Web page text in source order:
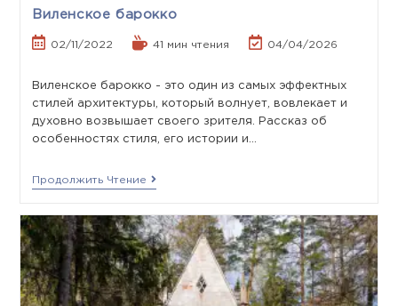
Виленское барокко
02/11/2022 41 мин чтения 04/04/2026
Виленское барокко - это один из самых эффектных
стилей архитектуры, который волнует, вовлекает и
духовно возвышает своего зрителя. Рассказ об
особенностях стиля, его истории и…
Продолжить Чтение